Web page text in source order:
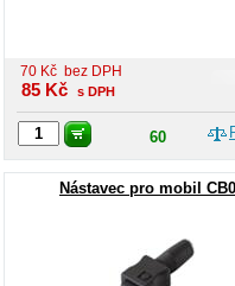
70 Kč bez DPH
85 Kč s DPH
60
Nástavec pro mobil